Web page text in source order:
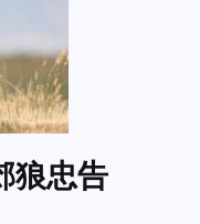
狼忠告